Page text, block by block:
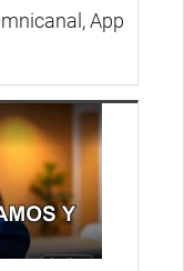
App